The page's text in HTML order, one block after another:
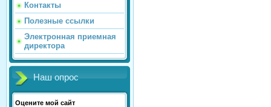
Контакты
Полезные ссылки
Электронная приемная
директора
Наш опрос
Оцените мой сайт